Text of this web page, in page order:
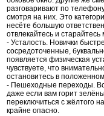
разговаривают по
смотря на них. Это
несёте большую
отвлекайтесь и
- Усталость. Новички
сосредоточенные,
появляется физическая
чувствуете, что
остановитесь в
- Пешеходные переходы.
даже если вам горит
переключиться с жёлтого
крайне опасно.